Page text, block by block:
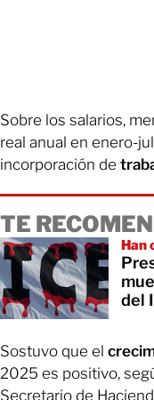
Sobre los salarios,
real anual en enero-
incorporación de
TE
Han
del
Sostuvo que el
2025 es positivo,
Secretario de